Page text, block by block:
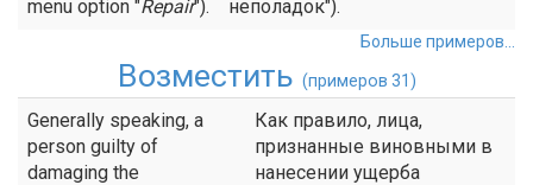
menu option "Repair").
неполадок").
Больше примеров...
Возместить (примеров 31)
Generally speaking, a
person guilty of
damaging the
Как правило, лица,
признанные виновными в
нанесении ущерба